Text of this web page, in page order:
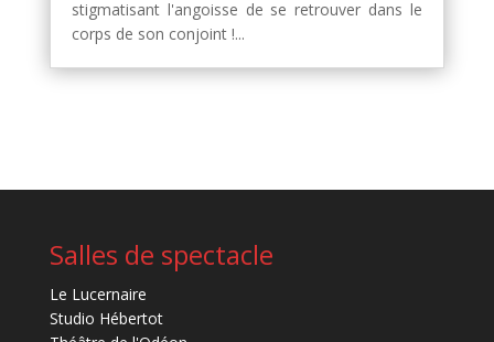
stigmatisant l'angoisse de se retrouver dans le
corps de son conjoint !...
Salles de spectacle
Le Lucernaire
Studio Hébertot